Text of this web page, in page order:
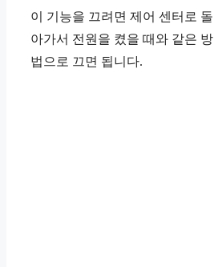
이 기능을 끄려면 제어 센터로 돌
아가서 전원을 켰을 때와 같은 방
법으로 끄면 됩니다.